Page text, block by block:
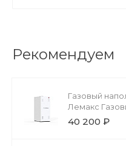
Рекомендуем
Газовый
Лемакс
40 200 ₽